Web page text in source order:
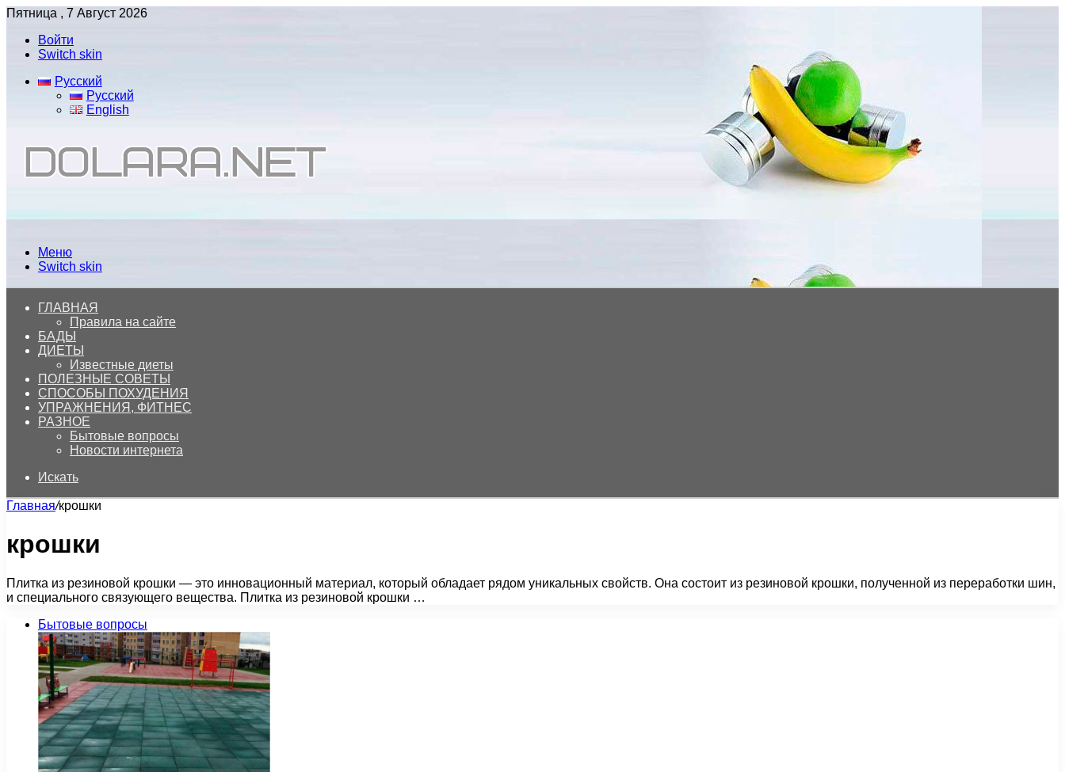
Пятница , 7 Август 2026
Войти
Switch skin
Русский
Русский
English
Меню
Switch skin
ГЛАВНАЯ
Правила на сайте
БАДЫ
ДИЕТЫ
Известные диеты
ПОЛЕЗНЫЕ СОВЕТЫ
СПОСОБЫ ПОХУДЕНИЯ
УПРАЖНЕНИЯ, ФИТНЕС
РАЗНОЕ
Бытовые вопросы
Новости интернета
Искать
Главная/крошки
крошки
Плитка из резиновой крошки — это инновационный материал, который обладает рядом уникальных свойств. Она состоит из резиновой крошки, полученной из переработки шин,
и специального связующего вещества. Плитка из резиновой крошки …
Бытовые вопросы